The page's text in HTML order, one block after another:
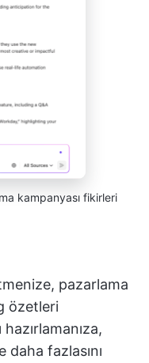
kampanyası fikirleri
pazarlama
özetleri
daha fazlasını